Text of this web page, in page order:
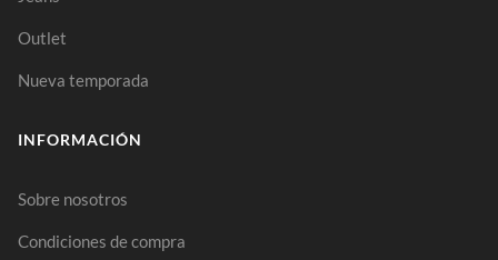
Outlet
Nueva temporada
INFORMACIÓN
Sobre nosotros
Condiciones de compra